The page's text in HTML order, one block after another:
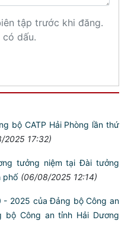
tập trước khi đăng.
dấu.
bộ CATP Hải Phòng lần thứ
2025 17:32)
tưởng niệm tại Đài tưởng
phố (06/08/2025 12:14)
- 2025 của Đảng bộ Công an
bộ Công an tỉnh Hải Dương